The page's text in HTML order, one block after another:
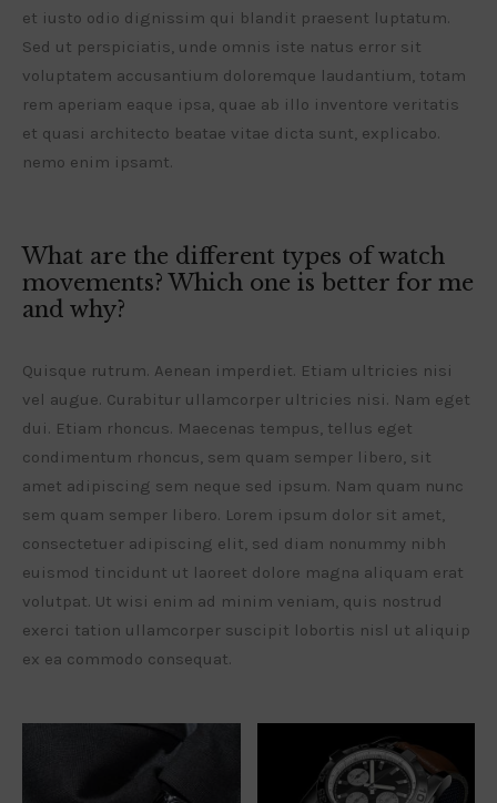
et iusto odio dignissim qui blandit praesent luptatum.
Sed ut perspiciatis, unde omnis iste natus error sit
voluptatem accusantium doloremque laudantium, totam
rem aperiam eaque ipsa, quae ab illo inventore veritatis
et quasi architecto beatae vitae dicta sunt, explicabo.
nemo enim ipsamt.
What are the different types of watch
movements? Which one is better for me
and why?
Quisque rutrum. Aenean imperdiet. Etiam ultricies nisi
vel augue. Curabitur ullamcorper ultricies nisi. Nam eget
dui. Etiam rhoncus. Maecenas tempus, tellus eget
condimentum rhoncus, sem quam semper libero, sit
amet adipiscing sem neque sed ipsum. Nam quam nunc
sem quam semper libero. Lorem ipsum dolor sit amet,
consectetuer adipiscing elit, sed diam nonummy nibh
euismod tincidunt ut laoreet dolore magna aliquam erat
volutpat. Ut wisi enim ad minim veniam, quis nostrud
exerci tation ullamcorper suscipit lobortis nisl ut aliquip
ex ea commodo consequat.